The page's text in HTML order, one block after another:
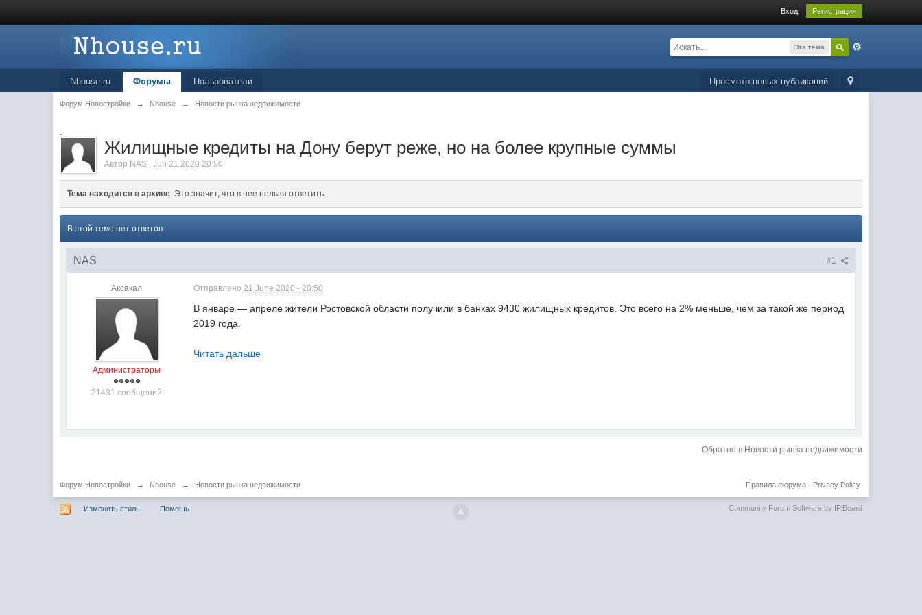
Вход Регистрация
Эта тема
Просмотр новых публикаций
Nhouse.ru Форумы Пользователи
Форум Новостройки → Nhouse → Новости рынка недвижимости
.
Жилищные кредиты на Дону берут реже, но на более крупные суммы
Автор NAS ,Jun 21 2020 20:50
Тема находится в архиве. Это значит, что в нее нельзя ответить.
В этой теме нет ответов
#1
NAS
Аксакал
Администраторы
21431 сообщений
Отправлено21 June 2020 - 20:50
В январе — апреле жители Ростовской области получили в банках 9430 жилищных кредитов. Это всего на 2% меньше, чем за такой же период
2019 года.
Читать дальше
Обратно в Новости рынка недвижимости
Форум Новостройки → Nhouse → Новости рынка недвижимости Privacy Policy
Правила форума·
Изменить стиль Помощь Community Forum Software by IP.Board